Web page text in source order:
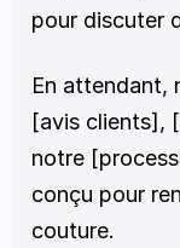
pour discuter
En attendant,
[avis clients],
notre
conçu pour
couture.